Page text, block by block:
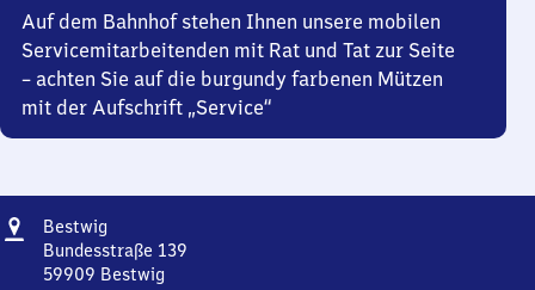
Auf dem Bahnhof stehen Ihnen unsere mobilen
Servicemitarbeitenden mit Rat und Tat zur Seite
– achten Sie auf die burgundy farbenen Mützen
mit der Aufschrift „Service“
Adresse
Bestwig
Bundesstraße 139
59909 Bestwig